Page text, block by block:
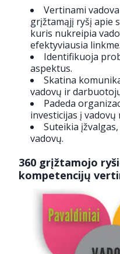
Vertinami
grįžtamąjį ryšį apie
kuris nukreipia
efektyviausia linkme.
Identifikuoja
aspektus.
Skatina
vadovų ir
Padeda
investicijas į
Suteikia
vadovų.
360 grįžtamojo
kompetencijų